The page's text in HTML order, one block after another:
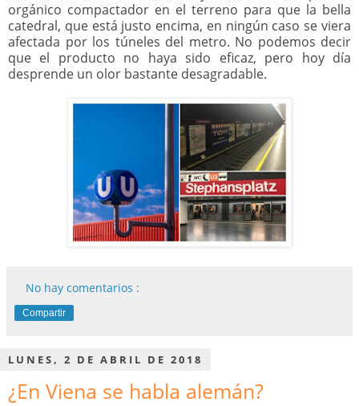
orgánico compactador en el terreno para que la bella
catedral, que está justo encima, en ningún caso se viera
afectada por los túneles del metro. No podemos decir
que el producto no haya sido eficaz, pero hoy día
desprende un olor bastante desagradable.
No hay comentarios :
Compartir
LUNES, 2 DE ABRIL DE 2018
¿En Viena se habla alemán?